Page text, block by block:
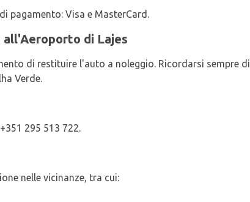
pagamento: Visa e MasterCard.
all'Aeroporto di Lajes
di restituire l'auto a noleggio. Ricordarsi sempre di
Verde.
295 513 722.
nelle vicinanze, tra cui: